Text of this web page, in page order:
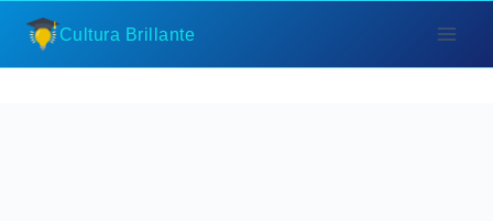
Saltar
contenido
Cultura Brillante